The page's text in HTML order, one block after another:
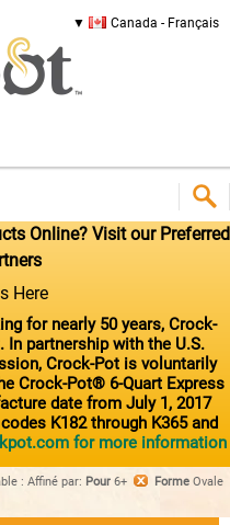
Canada - Français
Online? Visit our Preferred
Here
for nearly 50 years, Crock-
partnership with the U.S.
Crock-Pot is voluntarily
Crock-Pot® 6-Quart Express
date from July 1, 2017
K182 through K365 and
for more information
: Affiné par: Pour 6+ Forme Ovale